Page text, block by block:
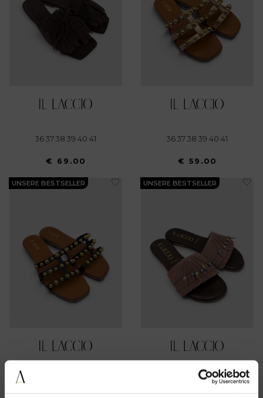
36 37 38 39 40 41
€ 69.00
36 37 38 39 40 41
€ 59.00
UNSERE BESTSELLER UNSERE BESTSELLER
36